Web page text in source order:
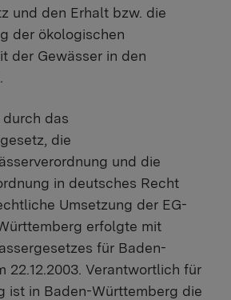
und den Erhalt bzw. die
der ökologischen
der Gewässer in den
durch das
die
und die
in deutsches Recht
Umsetzung der EG-
erfolgte mit
für Baden-
22.12.2003. Verantwortlich für
ist in Baden-Württemberg die